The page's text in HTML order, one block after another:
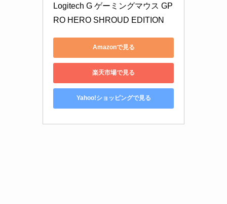
Logitech G ゲーミングマウス GP
RO HERO SHROUD EDITION
Amazonで見る
楽天市場で見る
Yahoo!ショッピングで見る